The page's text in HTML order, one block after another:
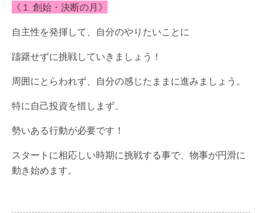
《１ 創始・決断の月》
自主性を発揮して、自分のやりたいことに
躊躇せずに挑戦していきましょう！
周囲にとらわれず、自分の感じたままに進みましょう。
特に自己投資を惜しまず、
勢いある行動が必要です！
スタートに相応しい時期に挑戦する事で、物事が円滑に
動き始めます。